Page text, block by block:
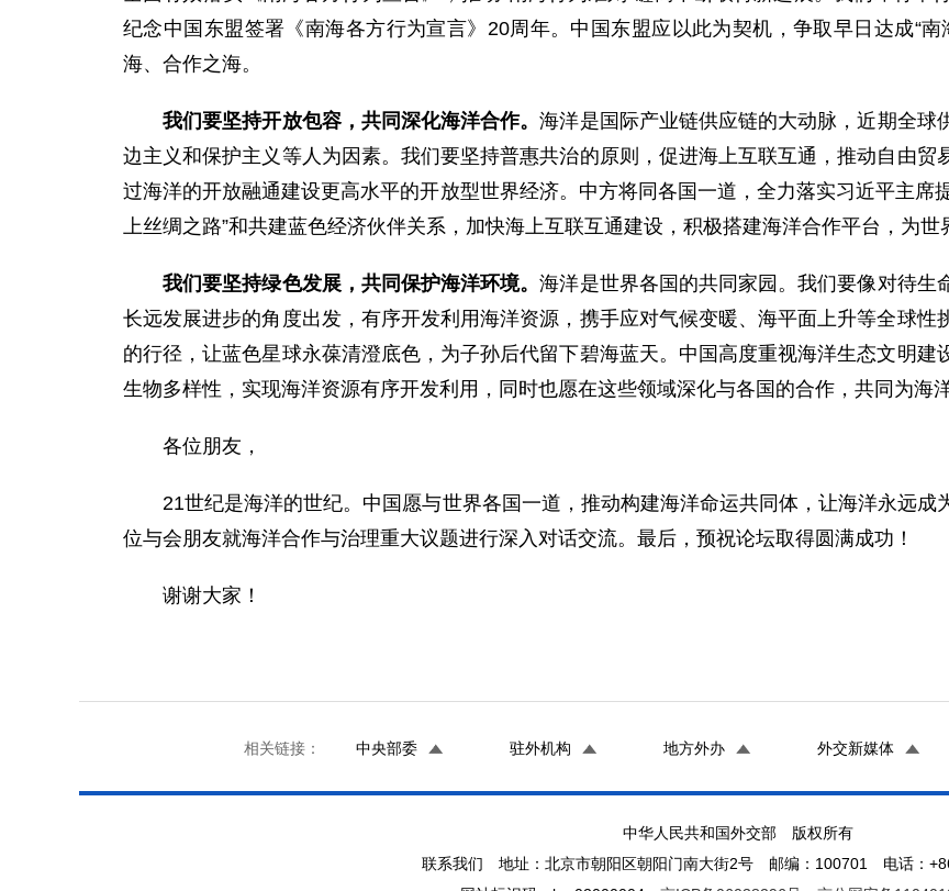
纪念中国东盟签署《南海各方行为宣言》20周年。中国东盟应以此为契机，争取早日达成“
海、合作之海。
我们要坚持开放包容，共同深化海洋合作。海洋是国际产业链供应链的大动脉，近期全
边主义和保护主义等人为因素。我们要坚持普惠共治的原则，促进海上互联互通，推动自由贸
过海洋的开放融通建设更高水平的开放型世界经济。中方将同各国一道，全力落实习近平主席
上丝绸之路”和共建蓝色经济伙伴关系，加快海上互联互通建设，积极搭建海洋合作平台，为世
我们要坚持绿色发展，共同保护海洋环境。海洋是世界各国的共同家园。我们要像对待
长远发展进步的角度出发，有序开发利用海洋资源，携手应对气候变暖、海平面上升等全球
的行径，让蓝色星球永葆清澄底色，为子孙后代留下碧海蓝天。中国高度重视海洋生态文明
生物多样性，实现海洋资源有序开发利用，同时也愿在这些领域深化与各国的合作，共同为海
各位朋友，
21世纪是海洋的世纪。中国愿与世界各国一道，推动构建海洋命运共同体，让海洋永远成
位与会朋友就海洋合作与治理重大议题进行深入对话交流。最后，预祝论坛取得圆满成功！
谢谢大家！
相关链接： 中央部委 驻外机构 地方外办 外交新媒体
中华人民共和国外交部 版权所有
联系我们 地址：北京市朝阳区朝阳门南大街2号 邮编：100701 电话：